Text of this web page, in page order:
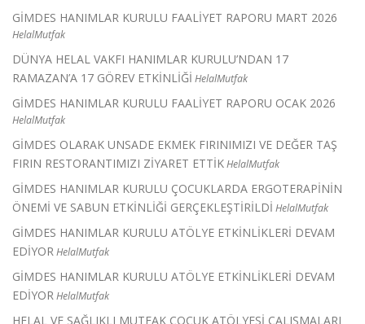
GİMDES HANIMLAR KURULU FAALİYET RAPORU MART 2026
HelalMutfak
DÜNYA HELAL VAKFI HANIMLAR KURULU’NDAN 17
RAMAZAN’A 17 GÖREV ETKİNLİĞİ HelalMutfak
GİMDES HANIMLAR KURULU FAALİYET RAPORU OCAK 2026
HelalMutfak
GİMDES OLARAK UNSADE EKMEK FIRINIMIZI VE DEĞER TAŞ
FIRIN RESTORANTIMIZI ZİYARET ETTİKHelalMutfak
GİMDES HANIMLAR KURULU ÇOCUKLARDA ERGOTERAPİNİN
ÖNEMİ VE SABUN ETKİNLİĞİ GERÇEKLEŞTİRİLDİ HelalMutfak
GİMDES HANIMLAR KURULU ATÖLYE ETKİNLİKLERİ DEVAM
EDİYORHelalMutfak
GİMDES HANIMLAR KURULU ATÖLYE ETKİNLİKLERİ DEVAM
EDİYORHelalMutfak
HELAL VE SAĞLIKLI MUTFAK ÇOCUK ATÖLYESİ ÇALIŞMALARI